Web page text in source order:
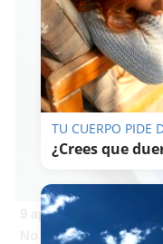
9 apps que valen oro
No son populares,
TU CUERPO PIDE
¿Crees que